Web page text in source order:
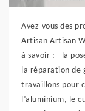
Avez-vous des
Artisan Artisan
à savoir : - la
la réparation de
travaillons pour
l’aluminium, le